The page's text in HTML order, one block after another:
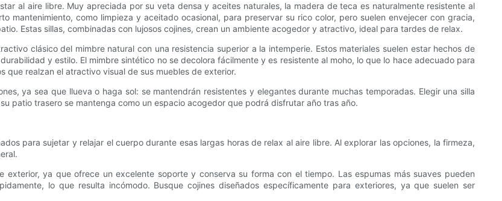
al aire libre. Muy apreciada por su veta densa y aceites naturales, la madera de teca es naturalmente resistente al
mantenimiento, como limpieza y aceitado ocasional, para preservar su rico color, pero suelen envejecer con gracia,
Estas sillas, combinadas con lujosos cojines, crean un ambiente acogedor y atractivo, ideal para tardes de relax.
clásico del mimbre natural con una resistencia superior a la intemperie. Estos materiales suelen estar hechos de
y estilo. El mimbre sintético no se decolora fácilmente y es resistente al moho, lo que lo hace adecuado para
que realzan el atractivo visual de sus muebles de exterior.
ya sea que llueva o haga sol: se mantendrán resistentes y elegantes durante muchas temporadas. Elegir una silla
patio trasero se mantenga como un espacio acogedor que podrá disfrutar año tras año.
para sujetar y relajar el cuerpo durante esas largas horas de relax al aire libre. Al explorar las opciones, la firmeza,
ya que ofrece un excelente soporte y conserva su forma con el tiempo. Las espumas más suaves pueden
lo que resulta incómodo. Busque cojines diseñados específicamente para exteriores, ya que suelen ser